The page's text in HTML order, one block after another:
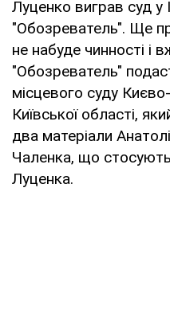
Луценко виграв суд у
"Обозреватель". Ще
не набуде чинності і
"Обозреватель"
місцевого суду
Київської області,
два матеріали
Чаленка, що
Луценка.